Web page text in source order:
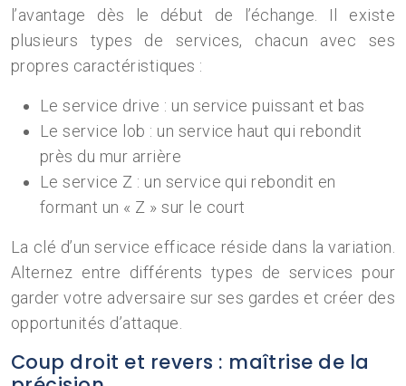
l’avantage dès le début de l’échange. Il existe
plusieurs types de services, chacun avec ses
propres caractéristiques :
Le service drive : un service puissant et bas
Le service lob : un service haut qui rebondit
près du mur arrière
Le service Z : un service qui rebondit en
formant un « Z » sur le court
La clé d’un service efficace réside dans la variation.
Alternez entre différents types de services pour
garder votre adversaire sur ses gardes et créer des
opportunités d’attaque.
Coup droit et revers : maîtrise de la